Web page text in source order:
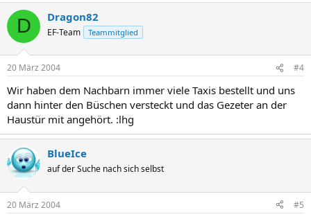
D Dragon82
EF-Team Teammitglied
20 März 2004 #4
Wir haben dem Nachbarn immer viele Taxis bestellt und uns
dann hinter den Büschen versteckt und das Gezeter an der
Haustür mit angehört. :lhg
BlueIce
auf der Suche nach sich selbst
20 März 2004 #5